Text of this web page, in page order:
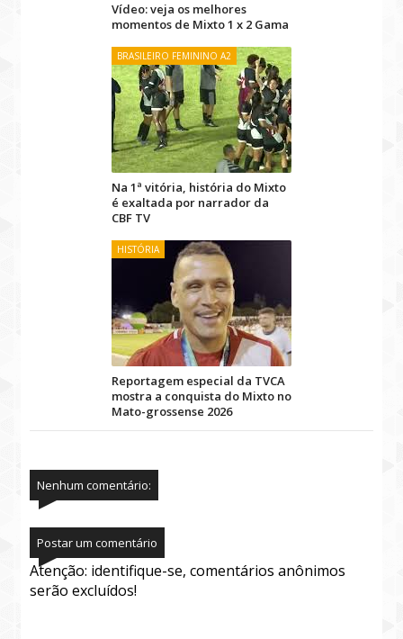
Vídeo: veja os melhores
momentos de Mixto 1 x 2 Gama
BRASILEIRO FEMININO A2
Na 1ª vitória, história do Mixto
é exaltada por narrador da
CBF TV
HISTÓRIA
Reportagem especial da TVCA
mostra a conquista do Mixto no
Mato-grossense 2026
Nenhum comentário:
Postar um comentário
Atenção: identifique-se, comentários anônimos
serão excluídos!